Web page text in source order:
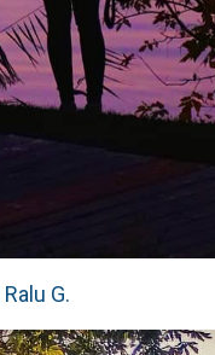
Ralu G.